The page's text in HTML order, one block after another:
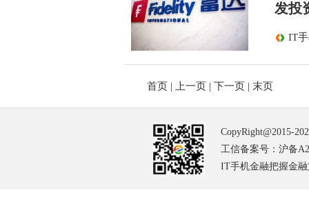
发投
IT
首页 | 上一页 | 下一页 | 末页
CopyRight@2015-
工信备案号：沪备
IT手机金融把握金